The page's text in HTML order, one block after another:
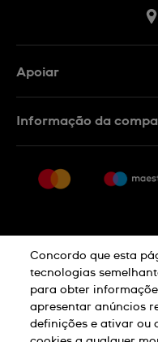
Apoiar
Rescindir o contrato
Informação da
Carreiras
Aviso De
Concordo que esta
tecnologias
para obter
apresentar anúncios
definições e ativar ou